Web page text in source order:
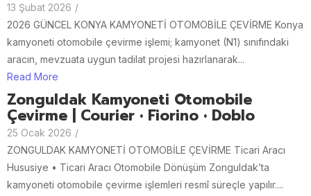
13 Şubat 2026 /
2026 GÜNCEL KONYA KAMYONETİ OTOMOBİLE ÇEVİRME Konya
kamyoneti otomobile çevirme işlemi; kamyonet (N1) sınıfındaki
aracın, mevzuata uygun tadilat projesi hazırlanarak...
Read More
Zonguldak Kamyoneti Otomobile
Çevirme | Courier • Fiorino • Doblo
25 Ocak 2026 /
ZONGULDAK KAMYONETİ OTOMOBİLE ÇEVİRME Ticari Aracı
Hususiye • Ticari Aracı Otomobile Dönüşüm Zonguldak’ta
kamyoneti otomobile çevirme işlemleri resmî süreçle yapılır....